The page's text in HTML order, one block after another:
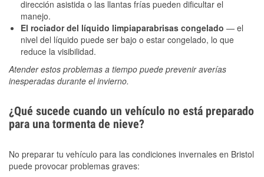
dirección asistida o las llantas frías pueden dificultar el
manejo.
El rociador del líquido limpiaparabrisas congelado — el
nivel del líquido puede ser bajo o estar congelado, lo que
reduce la visibilidad.
Atender estos problemas a tiempo puede prevenir averías
inesperadas durante el invierno.
¿Qué sucede cuando un vehículo no está preparado
para una tormenta de nieve?
No preparar tu vehículo para las condiciones invernales en Bristol
puede provocar problemas graves: